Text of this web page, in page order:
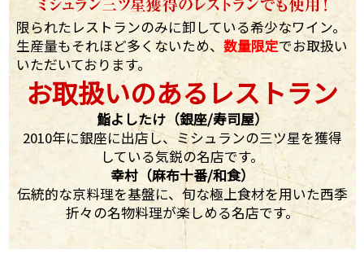
限られたレストランのみに卸している希少なワイン。
生産量もそれほど多くないため、 数量限定でお取扱い
いただいております。
お取扱いのあるレストラン
鮨よしたけ（銀座/寿司屋）
2010年に銀座に出店し、ミシュランの三ツ星を獲得
している気鋭の名店です。
幸村（麻布十番/和食）
伝統的な京料理を基盤に、旬な極上食材を用いた西季
折々の名物料理が楽しめる名店です。